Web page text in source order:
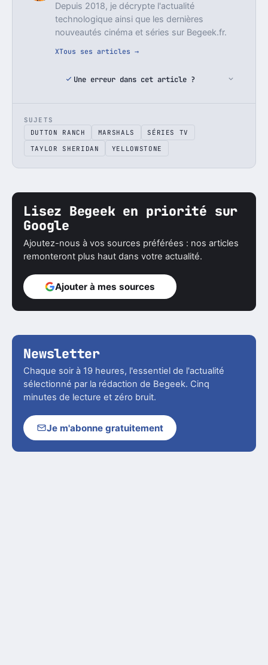
Depuis 2018, je décrypte l'actualité
technologique ainsi que les dernières
nouveautés cinéma et séries sur Begeek.fr.
XTous ses articles →
Une erreur dans cet article ?
SUJETS
DUTTON RANCH
MARSHALS
SÉRIES TV
TAYLOR SHERIDAN
YELLOWSTONE
Lisez Begeek en priorité sur
Google
Ajoutez-nous à vos sources préférées : nos articles
remonteront plus haut dans votre actualité.
Ajouter à mes sources
Newsletter
Chaque soir à 19 heures, l'essentiel de l'actualité
sélectionné par la rédaction de Begeek. Cinq
minutes de lecture et zéro bruit.
Je m'abonne gratuitement